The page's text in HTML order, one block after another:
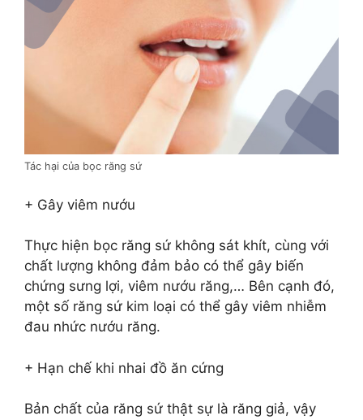
Tác hại của bọc răng sứ
+ Gây viêm nướu
Thực hiện bọc răng sứ không sát khít, cùng với
chất lượng không đảm bảo có thể gây biến
chứng sưng lợi, viêm nướu răng,… Bên cạnh đó,
một số răng sứ kim loại có thể gây viêm nhiễm
đau nhức nướu răng.
+ Hạn chế khi nhai đồ ăn cứng
Bản chất của răng sứ thật sự là răng giả, vậy